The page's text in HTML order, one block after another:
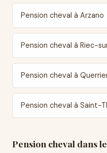
Pension cheval à Arzano
Pension cheval à Riec-
Pension cheval à
Pension cheval à Saint-
Pension cheval dans